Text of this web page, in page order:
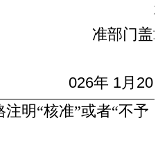
准部门盖
026年 1月 20
注明“核准”或者“不予